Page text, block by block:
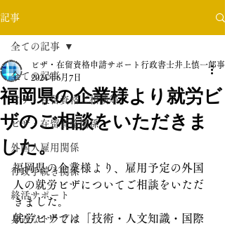
記事
全ての記事
ビザ・在留資格ご相談等
ビザ・在留資格関係
外国人雇用関係
行政手続き関係
終活サポート
身近なトラブル
全ての記事
福岡県の企業様より就労ビ
ザのご相談をいただきま
した。
ビザ・在留資格申請サポート行政書士井上慎一郎事
2024年6月7日
福岡県の企業様より、雇用予定の外国
人の就労ビザについてご相談をいただ
きました。
就労ビザでは「技術・人文知識・国際